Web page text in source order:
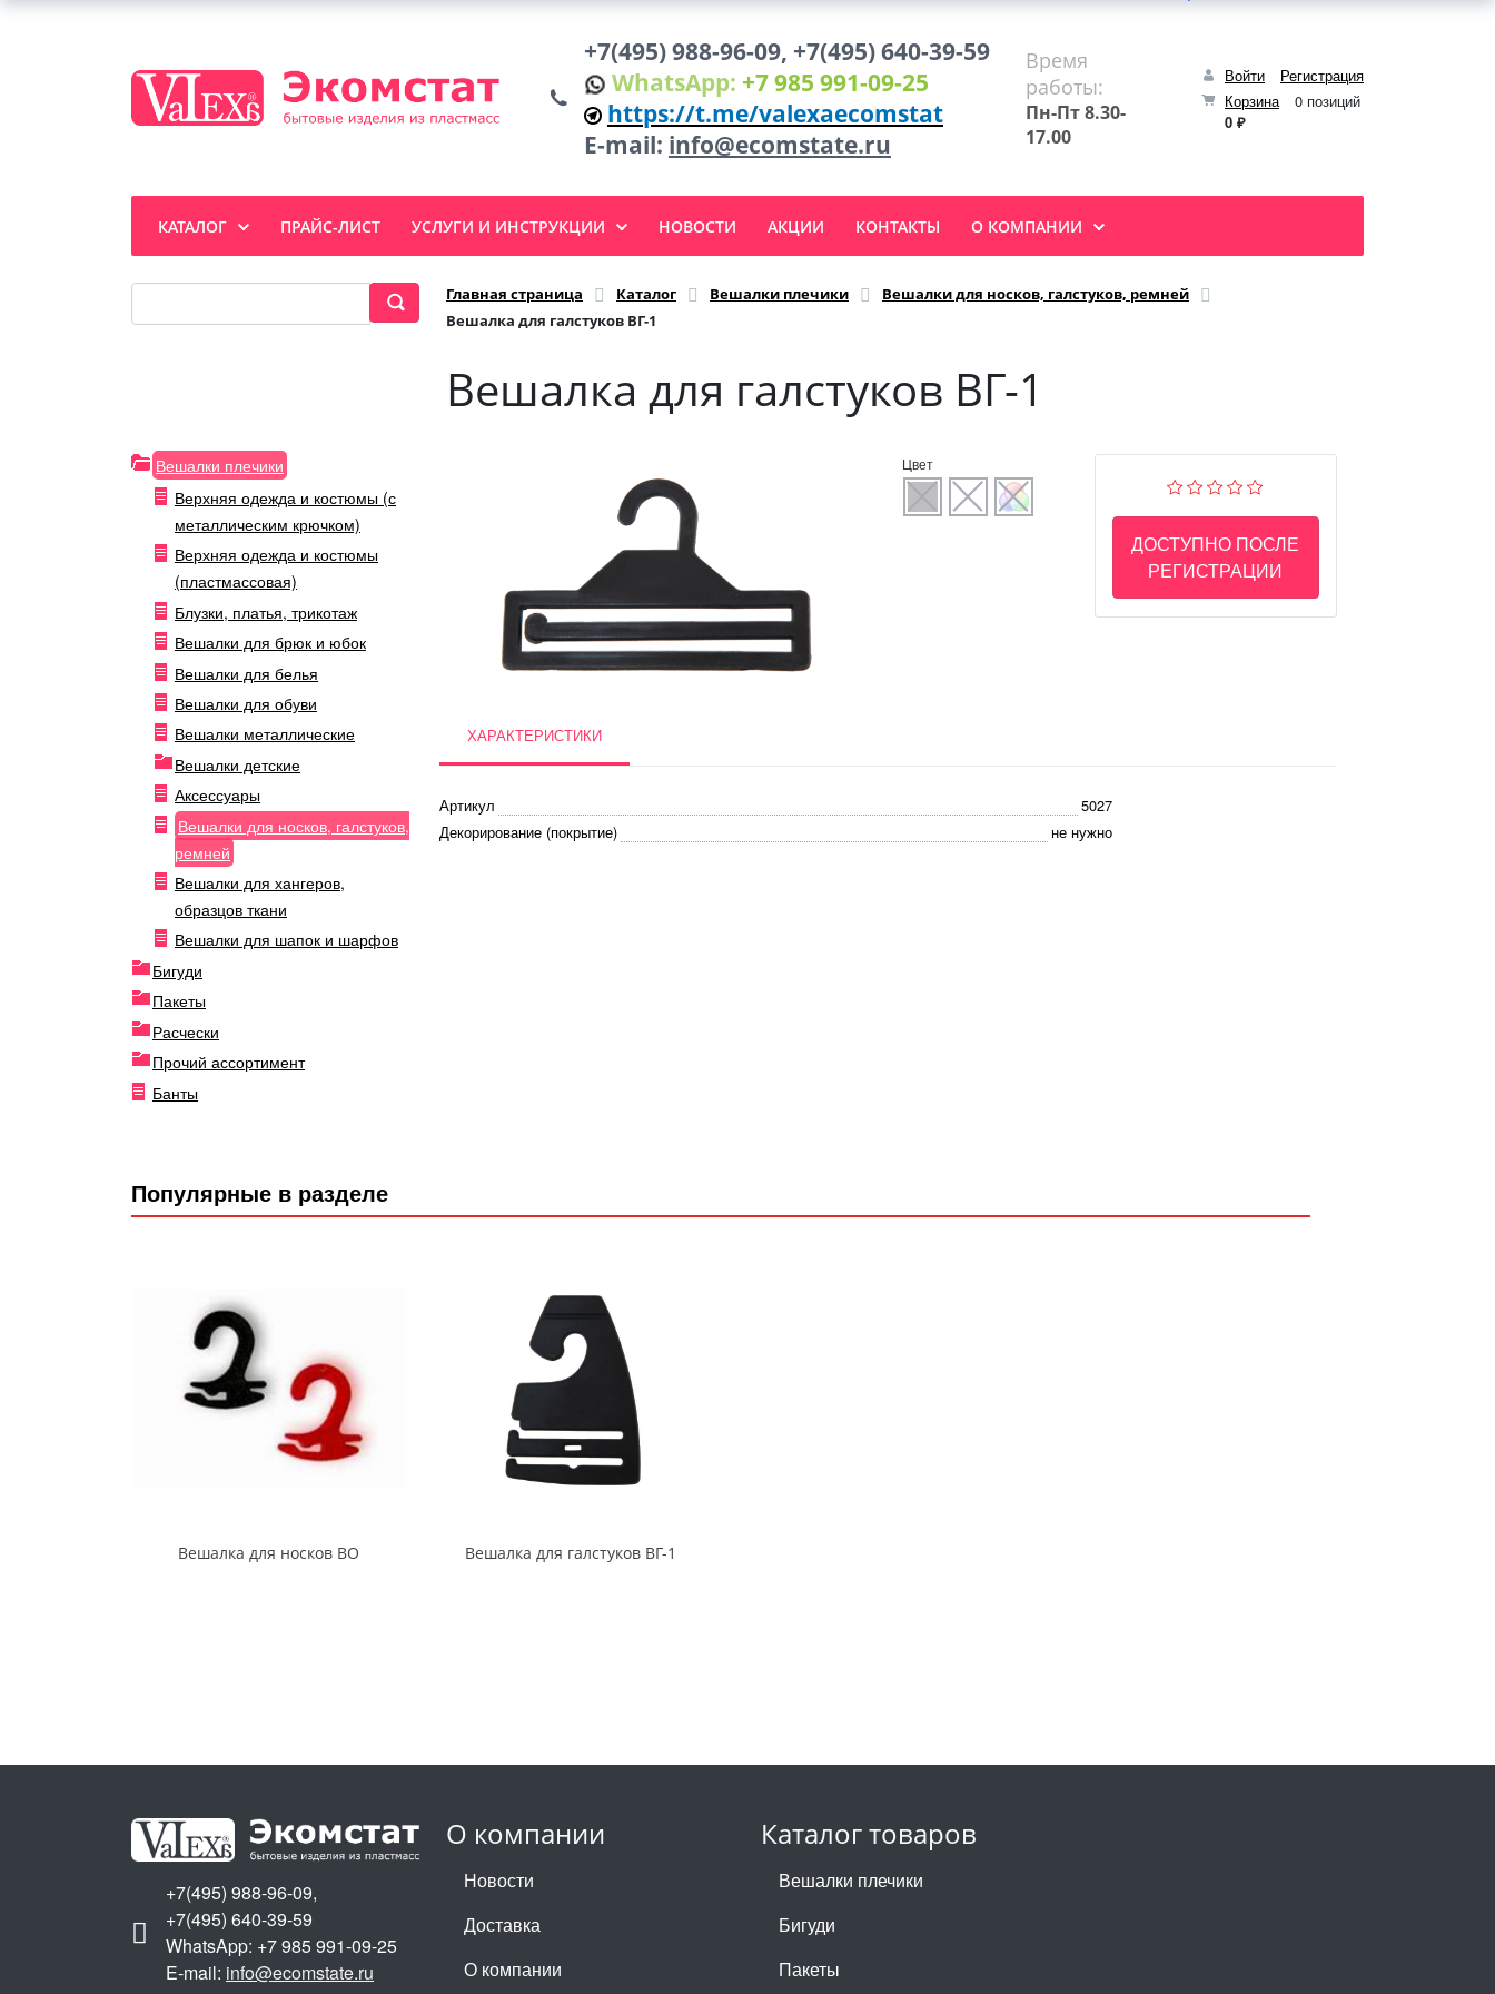
Войти
Регистрация
Корзина
0 позиций
0 ₽
+7(495) 988-96-09, +7(495) 640-39-59
WhatsApp: +7 985 991-09-25
https://t.me/valexaecomstat
E-mail: info@ecomstate.ru
Время
работы:
Пн-Пт 8.30-
17.00
КАТАЛОГ ПРАЙС-ЛИСТ УСЛУГИ И ИНСТРУКЦИИ НОВОСТИ АКЦИИ КОНТАКТЫ О КОМПАНИИ
Главная страница Каталог Вешалки плечики
Вешалки для носков, галстуков, ремней
Вешалка для галстуков ВГ-1
Вешалка для галстуков ВГ-1
Вешалки плечики
Верхняя одежда и костюмы (с
металлическим крючком)
Верхняя одежда и костюмы
(пластмассовая)
Блузки, платья, трикотаж
Вешалки для брюк и юбок
Вешалки для белья
Вешалки для обуви
Вешалки металлические
Вешалки детские
Аксессуары
Вешалки для носков, галстуков,
ремней
Вешалки для хангеров,
образцов ткани
Вешалки для шапок и шарфов
Бигуди
Пакеты
Расчески
Прочий ассортимент
Банты
Цвет
ДОСТУПНО ПОСЛЕ
РЕГИСТРАЦИИ
ХАРАКТЕРИСТИКИ
Артикул
5027
Декорирование (покрытие)
не нужно
Популярные в разделе
Вешалка для носков ВО Вешалка для галстуков ВГ-1
О компании
Новости
Доставка
О компании
Каталог товаров
Вешалки плечики
Бигуди
Пакеты
+7(495) 988-96-09,
+7(495) 640-39-59
WhatsApp: +7 985 991-09-25
E-mail: info@ecomstate.ru